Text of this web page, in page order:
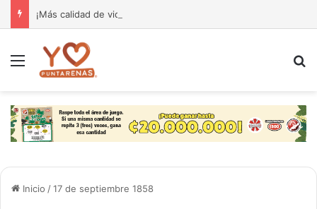
Menú
Inicio /17 de septiembre 1858